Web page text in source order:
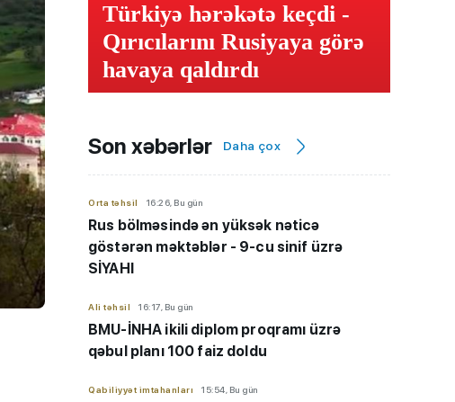
Türkiyə hərəkətə keçdi -
Qırıcılarını Rusiyaya görə
havaya qaldırdı
Son xəbərlər Daha çox
Orta təhsil 16:26, Bu gün
Rus bölməsində ən yüksək nəticə
göstərən məktəblər - 9-cu sinif üzrə
SİYAHI
Ali təhsil 16:17, Bu gün
BMU-İNHA ikili diplom proqramı üzrə
qəbul planı 100 faiz doldu
Qabiliyyət imtahanları 15:54, Bu gün